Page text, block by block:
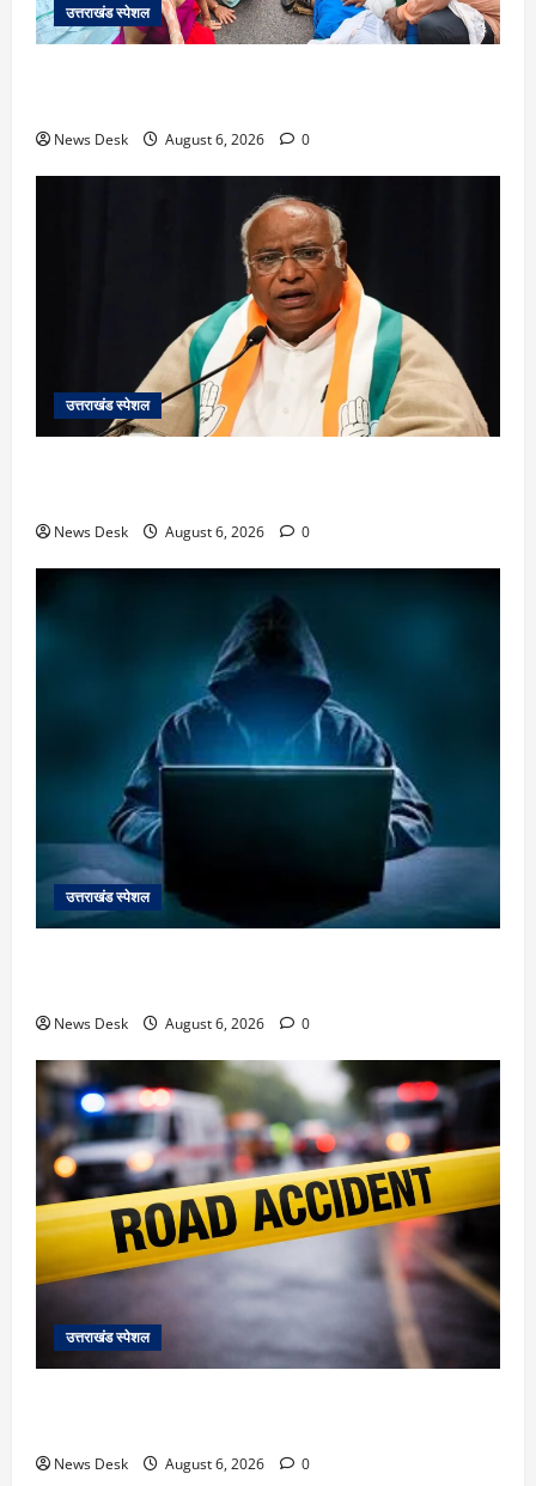
उत्तराखंड स्पेशल
News Desk August 6, 2026 0
उत्तराखंड स्पेशल
News Desk August 6, 2026 0
उत्तराखंड स्पेशल
News Desk August 6, 2026 0
उत्तराखंड स्पेशल
News Desk August 6, 2026 0